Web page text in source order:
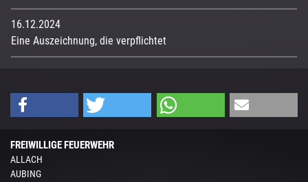
16.12.2024
Eine Auszeichnung, die verpflichtet
FREIWILLIGE FEUERWEHR
ALLACH
AUBING